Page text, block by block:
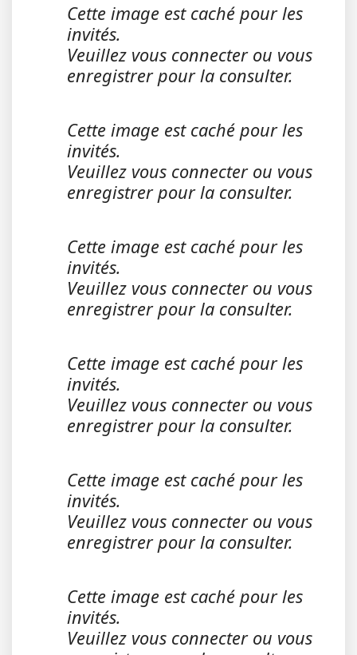
Cette image est caché pour les
invités.
Veuillez vous connecter ou vous
enregistrer pour la consulter.
Cette image est caché pour les
invités.
Veuillez vous connecter ou vous
enregistrer pour la consulter.
Cette image est caché pour les
invités.
Veuillez vous connecter ou vous
enregistrer pour la consulter.
Cette image est caché pour les
invités.
Veuillez vous connecter ou vous
enregistrer pour la consulter.
Cette image est caché pour les
invités.
Veuillez vous connecter ou vous
enregistrer pour la consulter.
Cette image est caché pour les
invités.
Veuillez vous connecter ou vous